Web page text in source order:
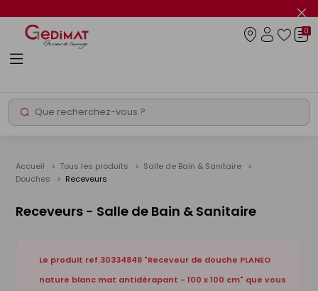
le
info
Rechercher
0
Accueil Tous les produits
Salle de Bain & Sanitaire
Douches
Receveurs
Receveurs - Salle de Bain & Sanitaire
Le produit ref.30334849 "Receveur de douche PLANEO
nature blanc mat antidérapant - 100 x 100 cm" que vous